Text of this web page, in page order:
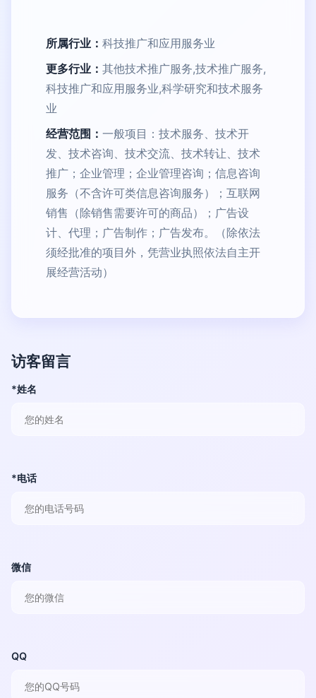
所属行业： 科技推广和应用服务业
更多行业： 其他技术推广服务,技术推广服务,
科技推广和应用服务业,科学研究和技术服务
业
经营范围： 一般项目：技术服务、技术开
发、技术咨询、技术交流、技术转让、技术
推广；企业管理；企业管理咨询；信息咨询
服务（不含许可类信息咨询服务）；互联网
销售（除销售需要许可的商品）；广告设
计、代理；广告制作；广告发布。（除依法
须经批准的项目外，凭营业执照依法自主开
展经营活动）
访客留言
*姓名
*电话
微信
QQ